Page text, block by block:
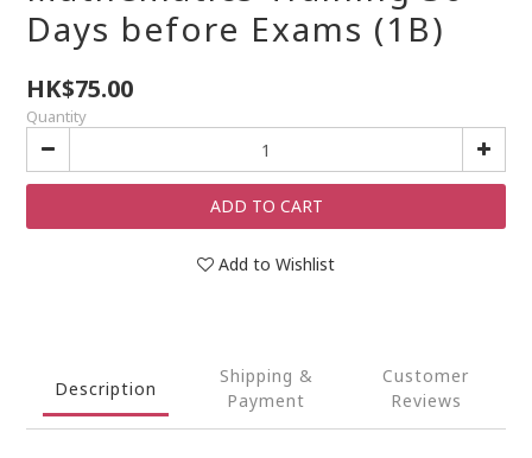
Days before Exams (1B)
HK$75.00
Quantity
ADD TO CART
Add to Wishlist
Description
Shipping &
Payment
Customer
Reviews